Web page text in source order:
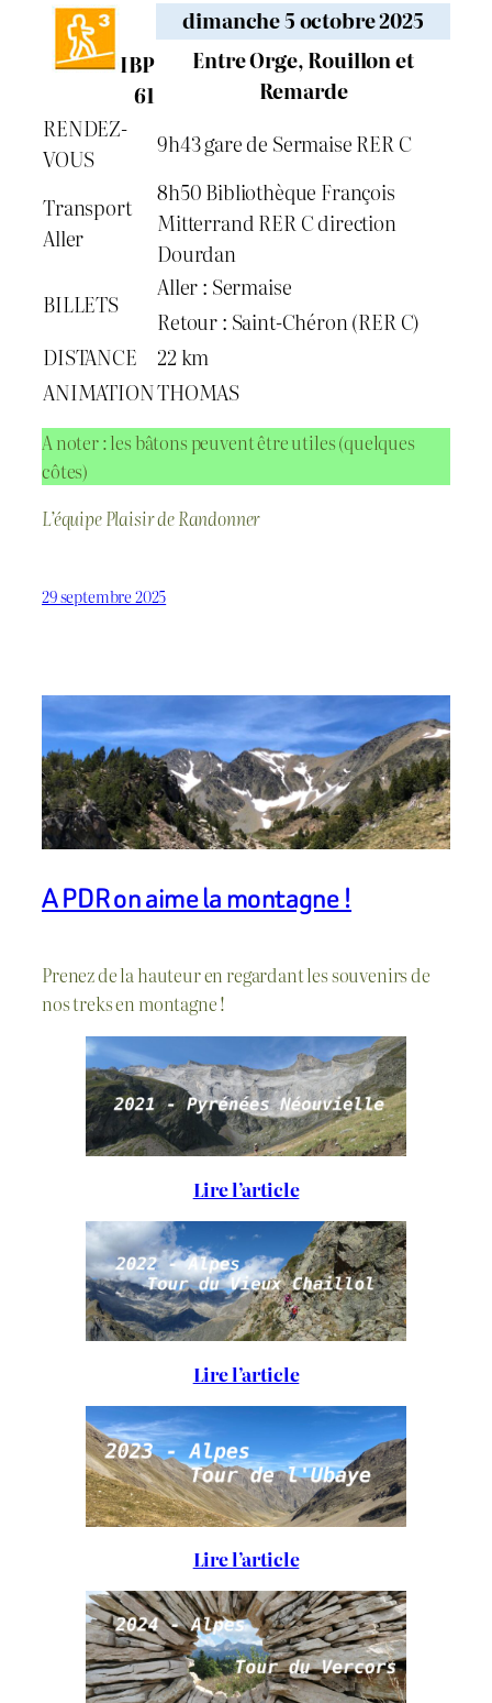
IBP
61
dimanche 5 octobre 2025
Entre Orge, Rouillon et
Remarde
RENDEZ-
VOUS
9h43 gare de Sermaise RER C
Transport
Aller
8h50 Bibliothèque François
Mitterrand RER C direction
Dourdan
BILLETS
Aller : Sermaise
Retour : Saint-Chéron (RER C)
DISTANCE
22 km
ANIMATIONTHOMAS
A noter : les bâtons peuvent être utiles (quelques
côtes)
L’équipe Plaisir de Randonner
29 septembre 2025
A PDR on aime la montagne !
Prenez de la hauteur en regardant les souvenirs de
nos treks en montagne !
Lire l’article
Lire l’article
Lire l’article